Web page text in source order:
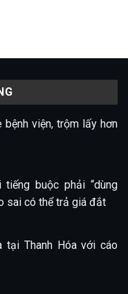
viện, trộm lấy hơn
buộc phải “dùng
sai có thể trả giá đắt
tại Thanh Hóa với cáo